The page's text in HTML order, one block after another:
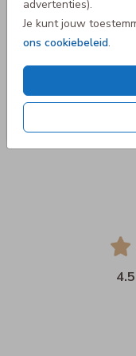
advertenties).
Je kunt jouw
ons cookiebeleid.
4.5